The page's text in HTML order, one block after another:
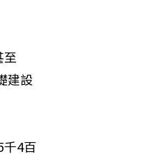
至
建設
4百